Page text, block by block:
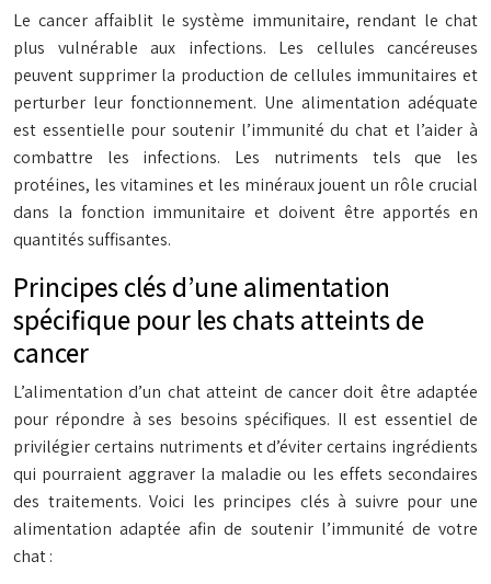
Le cancer affaiblit le système immunitaire, rendant le chat
plus vulnérable aux infections. Les cellules cancéreuses
peuvent supprimer la production de cellules immunitaires et
perturber leur fonctionnement. Une alimentation adéquate
est essentielle pour soutenir l’immunité du chat et l’aider à
combattre les infections. Les nutriments tels que les
protéines, les vitamines et les minéraux jouent un rôle crucial
dans la fonction immunitaire et doivent être apportés en
quantités suffisantes.
Principes clés d’une alimentation
spécifique pour les chats atteints de
cancer
L’alimentation d’un chat atteint de cancer doit être adaptée
pour répondre à ses besoins spécifiques. Il est essentiel de
privilégier certains nutriments et d’éviter certains ingrédients
qui pourraient aggraver la maladie ou les effets secondaires
des traitements. Voici les principes clés à suivre pour une
alimentation adaptée afin de soutenir l’immunité de votre
chat :